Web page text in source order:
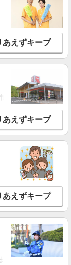
？21日＝260,400
駅：戸田（愛知
敷地内の駐車場
を見る
ートセンター二課
キな方歓迎＞研
駅：尾頭橋駅、金
を見る
ネートセンタ
対応は法人のみで
あえずキープ
・太田市・館林市
あえずキープ
あえずキープ
市岩槻区・久喜市・